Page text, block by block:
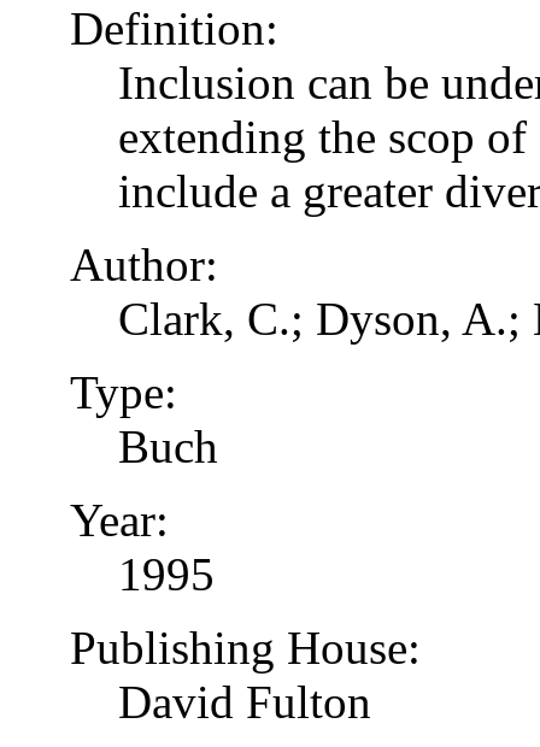
Definition:
Inclusion can be
extending the scop
include a greater
Author:
Clark, C.; Dyson,
Type:
Buch
Year:
1995
Publishing House:
David Fulton